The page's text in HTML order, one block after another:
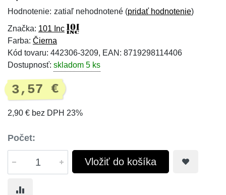
Hodnotenie: zatiaľ nehodnotené (pridať hodnotenie)
Značka: 101 Inc
Farba: Čierna
Kód tovaru: 442306-3209, EAN: 8719298114406
Dostupnosť: skladom 5 ks
3,57 €
2,90 € bez DPH 23%
Počet:
Vložiť do košíka